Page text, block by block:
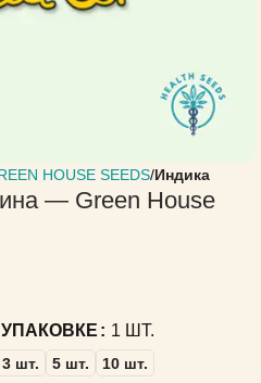
HOUSE SEEDS Индика
— Green House
1 ШТ.
3 шт. 5 шт. 10 шт.